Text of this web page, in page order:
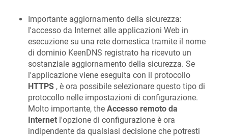
Importante aggiornamento della sicurezza:
l'accesso da Internet alle applicazioni Web in
esecuzione su una rete domestica tramite il nome
di dominio KeenDNS registrato ha ricevuto un
sostanziale aggiornamento della sicurezza. Se
l'applicazione viene eseguita con il protocollo
HTTPS , è ora possibile selezionare questo tipo di
protocollo nelle impostazioni di configurazione.
Molto importante, the Accesso remoto da
Internet l'opzione di configurazione è ora
indipendente da qualsiasi decisione che potresti